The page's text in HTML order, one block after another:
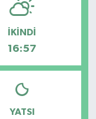
İKINDI
16:57
YATSI